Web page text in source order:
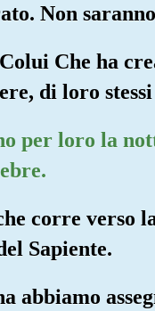
Non
Che ha
di loro
per loro la
corre verso
Sapiente.
abbiamo